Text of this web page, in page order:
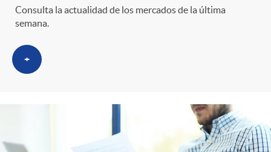
Consulta la actualidad de los mercados de la última
semana.
+